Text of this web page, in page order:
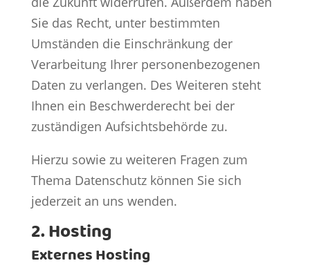
Sie das Recht, unter bestimmten
Umständen die Einschränkung der
Verarbeitung Ihrer personenbezogenen
Daten zu verlangen. Des Weiteren steht
Ihnen ein Beschwerderecht bei der
zuständigen Aufsichtsbehörde zu.
Hierzu sowie zu weiteren Fragen zum
Thema Datenschutz können Sie sich
jederzeit an uns wenden.
2. Hosting
Externes Hosting